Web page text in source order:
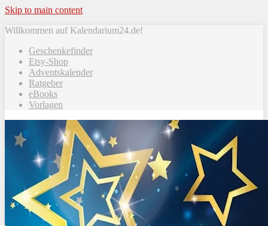
Skip to main content
Willkommen auf Kalendarium24.de!
Geschenkefinder
Etsy-Shop
Adventskalender
Ratgeber
eBooks
Vorlagen